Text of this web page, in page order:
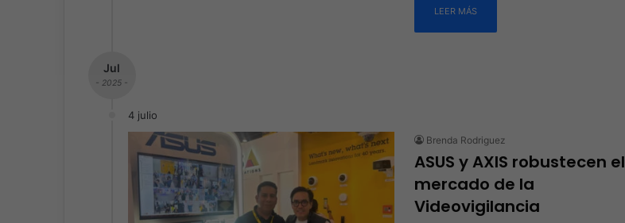
LEER MÁS
Jul
- 2025 -
4 julio
Brenda Rodriguez
ASUS y AXIS robustecen el
mercado de la
Videovigilancia